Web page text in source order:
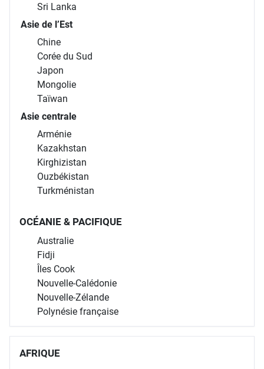
Sri Lanka
Asie de l’Est
Chine
Corée du Sud
Japon
Mongolie
Taïwan
Asie centrale
Arménie
Kazakhstan
Kirghizistan
Ouzbékistan
Turkménistan
OCÉANIE & PACIFIQUE
Australie
Fidji
Îles Cook
Nouvelle-Calédonie
Nouvelle-Zélande
Polynésie française
AFRIQUE